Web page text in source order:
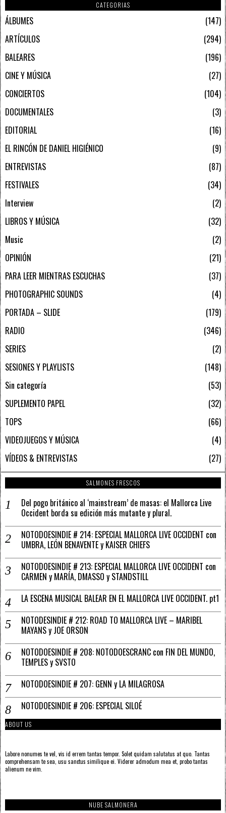
CATEGORIAS
ÁLBUMES
147
ARTÍCULOS
294
BALEARES
196
CINE Y MÚSICA
27
CONCIERTOS
104
DOCUMENTALES
3
EDITORIAL
16
EL RINCÓN DE DANIEL HIGIÉNICO
9
ENTREVISTAS
87
FESTIVALES
34
Interview
2
LIBROS Y MÚSICA
32
Music
2
OPINIÓN
21
PARA LEER MIENTRAS ESCUCHAS
37
PHOTOGRAPHIC SOUNDS
4
PORTADA – SLIDE
179
RADIO
346
SERIES
2
SESIONES Y PLAYLISTS
148
Sin categoría
53
SUPLEMENTO PAPEL
32
TOPS
66
VIDEOJUEGOS Y MÚSICA
4
VÍDEOS & ENTREVISTAS
27
SALMONES FRESCOS
Del pogo británico al ‘mainstream’ de masas: el Mallorca Live
Occident borda su edición más mutante y plural.
NOTODOESINDIE # 214: ESPECIAL MALLORCA LIVE OCCIDENT con
UMBRA, LEÓN BENAVENTE y KAISER CHIEFS
NOTODOESINDIE # 213: ESPECIAL MALLORCA LIVE OCCIDENT con
CARMEN y MARÍA, DMASSO y STANDSTILL
LA ESCENA MUSICAL BALEAR EN EL MALLORCA LIVE OCCIDENT. pt1
NOTODESINDIE # 212: ROAD TO MALLORCA LIVE – MARIBEL
MAYANS y JOE ORSON
NOTODOESINDIE # 208: NOTODOESCRANC con FIN DEL MUNDO,
TEMPLES y SVSTO
NOTODOESINDIE # 207: GENN y LA MILAGROSA
NOTODOESINDIE # 206: ESPECIAL SILOÉ
ABOUT US
Labore nonumes te vel, vis id errem tantas tempor. Solet quidam salutatus at quo. Tantas
comprehensam te sea, usu sanctus similique ei. Viderer admodum mea et, probo tantas
alienum ne vim.
NUBE SALMONERA